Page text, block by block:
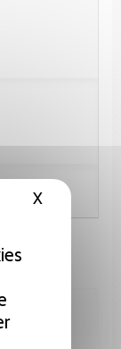
XMasquer